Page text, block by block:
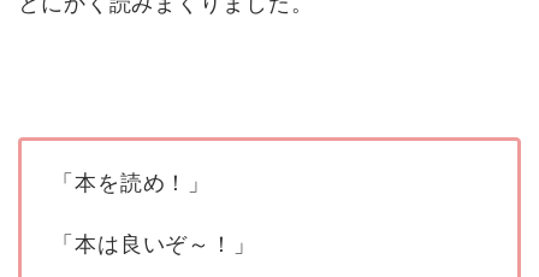
「本を読め！」
「本は良いぞ～！」